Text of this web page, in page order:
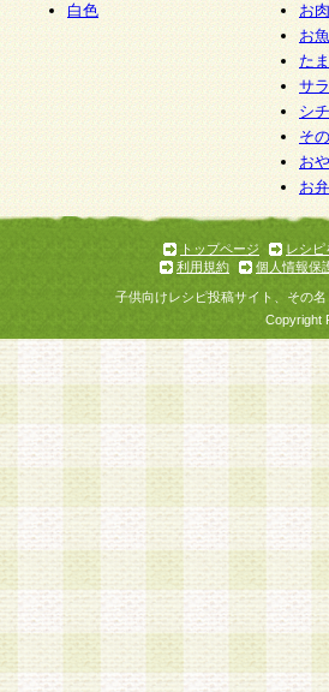
白色
お
お
た
サ
シ
そ
お
お
トップページ
レシピ
利用規約
個人情報保
子供向けレシピ投稿サイト、その
Copyright